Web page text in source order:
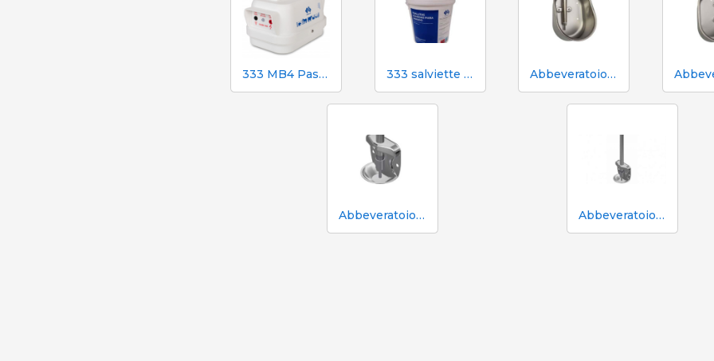
333 MB4 Pastore elettrico a batteria per cani e cavalli 333 salviette umidificate per scrofe durante l'inseminazione Abbeveratoio Aco Funki per scrofe di grossa taglia Multi-Drinker MAXI
Abbeveratoio in acciaio inox Aco Funki per suinetti in box parto Abbeveratoio in acciaio inox Aco Funki per suinetti in box parto, tubo da 36 cm